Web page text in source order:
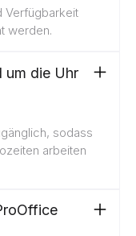
Verfügbarkeit
werden.
um die Uhr
sodass
arbeiten